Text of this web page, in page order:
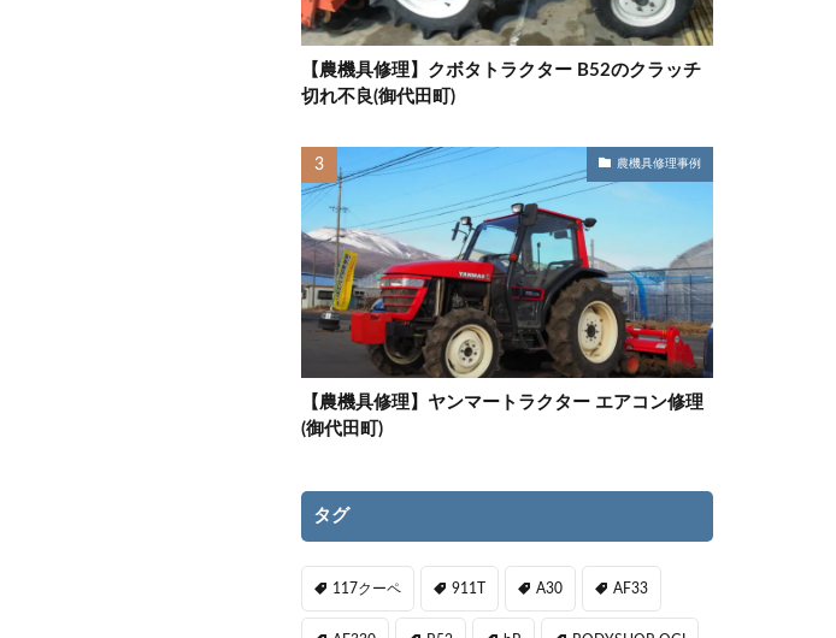
【農機具修理】クボタトラクター B52のクラッチ
切れ不良(御代田町)
農機具修理事例
【農機具修理】ヤンマートラクター エアコン修理
(御代田町)
タグ
117クーペ 911T A30 AF33